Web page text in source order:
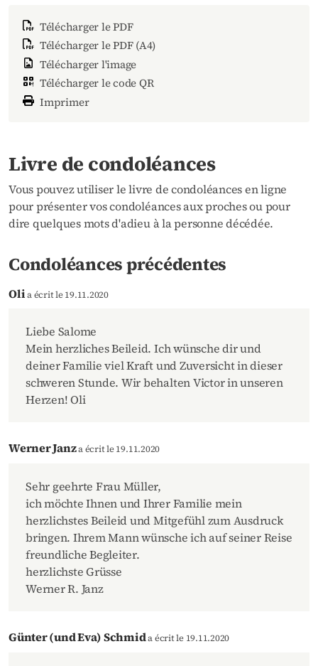
Télécharger le PDF
Télécharger le PDF (A4)
Télécharger l'image
Télécharger le code QR
Imprimer
Livre de condoléances
Vous pouvez utiliser le livre de condoléances en ligne
pour présenter vos condoléances aux proches ou pour
dire quelques mots d'adieu à la personne décédée.
Condoléances précédentes
Olia écrit le 19.11.2020
Liebe Salome
Mein herzliches Beileid. Ich wünsche dir und
deiner Familie viel Kraft und Zuversicht in dieser
schweren Stunde. Wir behalten Victor in unseren
Herzen! Oli
Werner Janza écrit le 19.11.2020
Sehr geehrte Frau Müller,
ich möchte Ihnen und Ihrer Familie mein
herzlichstes Beileid und Mitgefühl zum Ausdruck
bringen. Ihrem Mann wünsche ich auf seiner Reise
freundliche Begleiter.
herzlichste Grüsse
Werner R. Janz
Günter (und Eva) Schmida écrit le 19.11.2020